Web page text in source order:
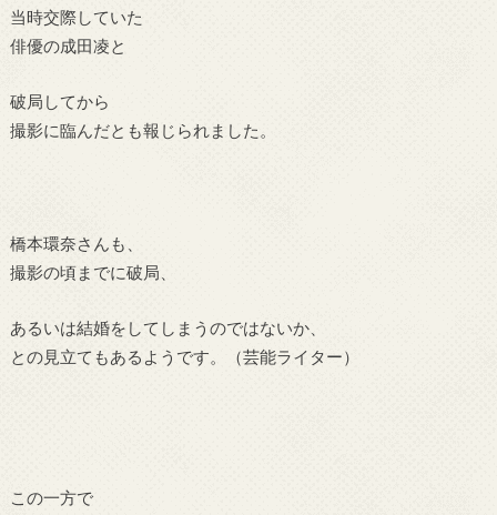
当時交際していた
俳優の成田凌と
破局してから
撮影に臨んだとも報じられました。
橋本環奈さんも、
撮影の頃までに破局、
あるいは結婚をしてしまうのではないか、
との見立てもあるようです。（芸能ライター）
この一方で